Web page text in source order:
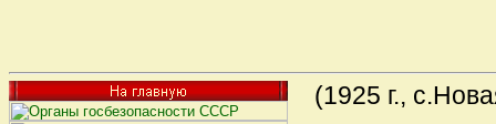
(1925 г.,